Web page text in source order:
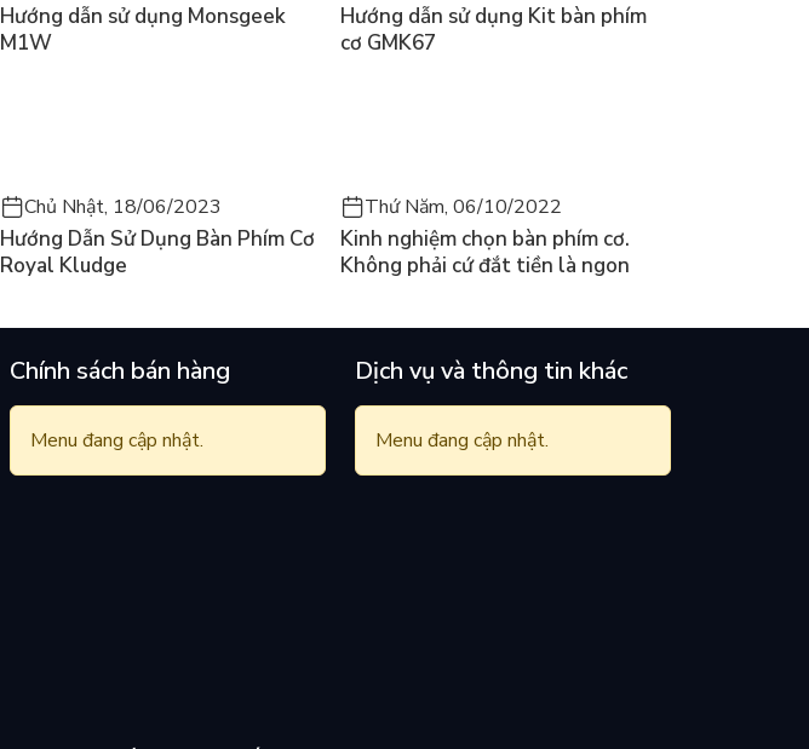
Hướng dẫn sử dụng Monsgeek
M1W
Hướng dẫn sử dụng Kit bàn phím
cơ GMK67
Chủ Nhật, 18/06/2023
Hướng Dẫn Sử Dụng Bàn Phím Cơ
Royal Kludge
Thứ Năm, 06/10/2022
Kinh nghiệm chọn bàn phím cơ.
Không phải cứ đắt tiền là ngon
Chính sách bán hàng
Menu đang cập nhật.
Dịch vụ và thông tin khác
Menu đang cập nhật.